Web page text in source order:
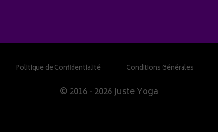
Politique de Confidentialité Conditions Générales
© 2016 - 2026 Juste Yoga